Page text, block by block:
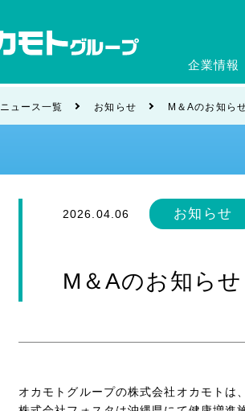
企業情報
会社概要・
ニュース一覧 お知らせ M＆Aのお知ら
2026.04.06 お知らせ
M＆Aのお知ら
オカモトグループの株式会社オカモトは